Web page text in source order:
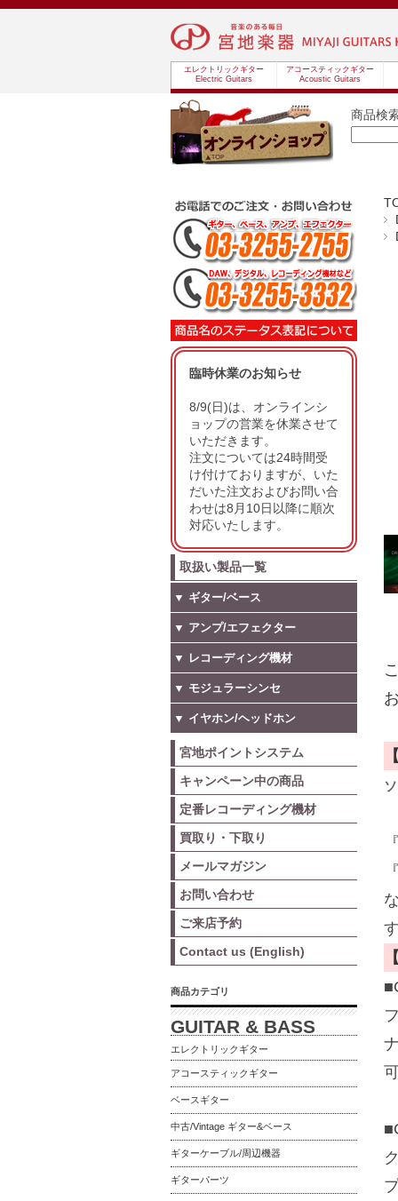
エレクトリックギター
Electric Guitars
アコースティックギター
Acoustic Guitars
商品検
臨時休業のお知らせ
8/9(日)は、オンラインシ
ョップの営業を休業させて
いただきます。
注文については24時間受
け付けておりますが、いた
だいた注文およびお問い合
わせは8月10日以降に順次
対応いたします。
取扱い製品一覧
▼ ギター/ベース
▼ アンプ/エフェクター
▼ レコーディング機材
▼ モジュラーシンセ
▼ イヤホン/ヘッドホン
宮地ポイントシステム
キャンペーン中の商品
定番レコーディング機材
買取り・下取り
メールマガジン
お問い合わせ
ご来店予約
Contact us (English)
商品カテゴリ
GUITAR & BASS
エレクトリックギター
アコースティックギター
ベースギター
中古/Vintage ギター&ベース
ギターケーブル/周辺機器
ギターパーツ